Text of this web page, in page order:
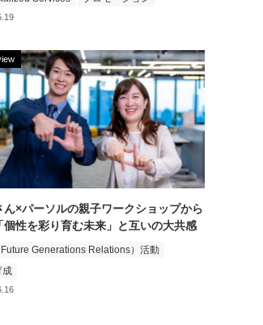
ん×パーソルの親子ワークショップから
個性を彩り育む未来」と互いの大共感
Generations Relations）活動
成